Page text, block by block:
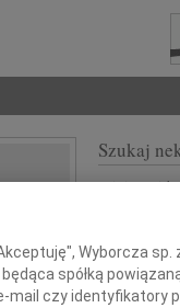
Szukaj
Imię i
INNE
Wyborcza sp.
spółką
mail czy identyfikatory